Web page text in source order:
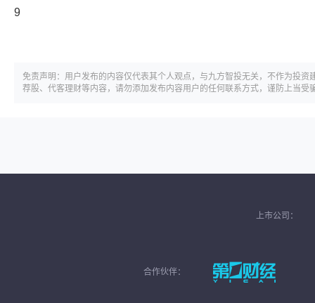
9
免责声明：用户发布的内容仅代表其个人观点，与九方智投无关，不作为投
荐股、代客理财等内容，请勿添加发布内容用户的任何联系方式，谨防上当受
上市公司：
合作伙伴：